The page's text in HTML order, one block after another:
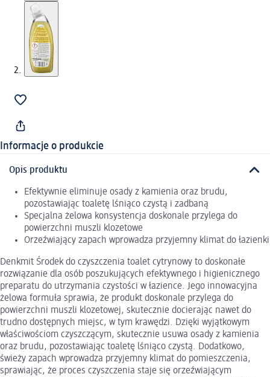
Informacje o produkcie
Opis produktu
Efektywnie eliminuje osady z kamienia oraz brudu,
pozostawiając toaletę lśniąco czystą i zadbaną
Specjalna żelowa konsystencja doskonale przylega do
powierzchni muszli klozetowe
Orzeźwiający zapach wprowadza przyjemny klimat do łazienki
Denkmit Środek do czyszczenia toalet cytrynowy to doskonałe
rozwiązanie dla osób poszukujących efektywnego i higienicznego
preparatu do utrzymania czystości w łazience. Jego innowacyjna
żelowa formuła sprawia, że produkt doskonale przylega do
powierzchni muszli klozetowej, skutecznie docierając nawet do
trudno dostępnych miejsc, w tym krawędzi. Dzięki wyjątkowym
właściwościom czyszczącym, skutecznie usuwa osady z kamienia
oraz brudu, pozostawiając toaletę lśniąco czystą. Dodatkowo,
świeży zapach wprowadza przyjemny klimat do pomieszczenia,
sprawiając, że proces czyszczenia staje się orzeźwiającym